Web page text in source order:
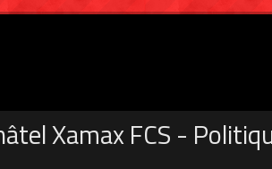
Xamax FCS -